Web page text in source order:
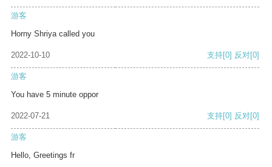
游客
Horny Shriya called you
2022-10-10 支持[0] 反对[0]
游客
You have 5 minute oppor
2022-07-21 支持[0] 反对[0]
游客
Hello, Greetings fr